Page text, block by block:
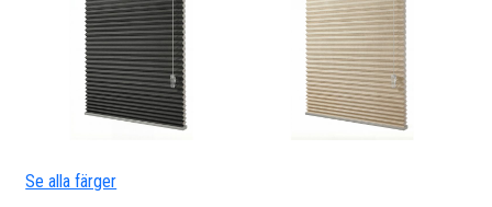
Se alla färger